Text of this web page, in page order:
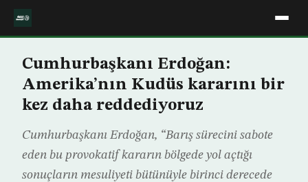
Cumhurbaşkanı Erdoğan:
Amerika’nın Kudüs kararını bir
kez daha reddediyoruz
Cumhurbaşkanı Erdoğan, “Barış sürecini sabote
eden bu provokatif kararın bölgede yol açtığı
sonuçların mesuliyeti bütünüyle birinci derecede